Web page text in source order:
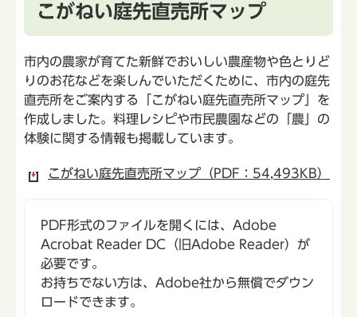
こがねい庭先直売所マップ
市内の農家が育てた新鮮でおいしい農産物や色とりど
りのお花などを楽しんでいただくために、市内の庭先
直売所をご案内する「こがねい庭先直売所マップ」を
作成しました。料理レシピや市民農園などの「農」の
体験に関する情報も掲載しています。
こがねい庭先直売所マップ（PDF：54,493KB）
PDF形式のファイルを開くには、Adobe
Acrobat Reader DC（旧Adobe Reader）が
必要です。
お持ちでない方は、Adobe社から無償でダウン
ロードできます。